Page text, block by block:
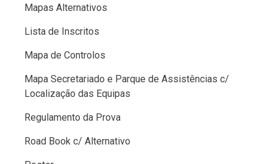
Mapas Alternativos
Lista de Inscritos
Mapa de Controlos
Mapa Secretariado e Parque de Assistências c/
Localização das Equipas
Regulamento da Prova
Road Book c/ Alternativo